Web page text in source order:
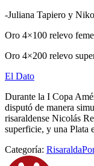
-Juliana Tapiero y
Oro 4×100 relevo
Oro 4×200 relevo
El Dato
Durante la I Copa
disputó de manera
risaraldense Nicolás
superficie, y una Plata
Categoría: Risaralda